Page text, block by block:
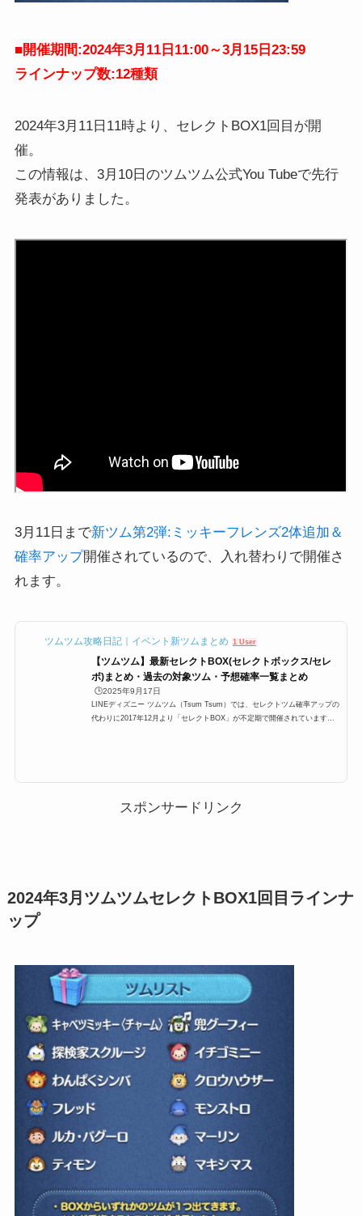
■開催期間:2024年3月11日11:00～3月15日23:59
ラインナップ数:12種類
2024年3月11日11時より、セレクトBOX1回目が開
催。
この情報は、3月10日のツムツム公式You Tubeで先行
発表がありました。
3月11日まで新ツム第2弾:ミッキーフレンズ2体追加＆
確率アップ開催されているので、入れ替わりで開催さ
れます。
ツムツム攻略日記｜イベント新ツムまとめ 1 User
【ツムツム】最新セレクトBOX(セレクトボックス/セレ
ボ)まとめ・過去の対象ツム・予想確率一覧まとめ
🕒️2025年9月17日
LINEディズニー ツムツム（Tsum Tsum）では、セレクトツム確率アップの
代わりに2017年12月より「セレクトBOX」が不定期で開催されています。
OXが始まったのは、2017年12月4日...
スポンサードリンク
2024年3月ツムツムセレクトBOX1回目ラインナ
ップ